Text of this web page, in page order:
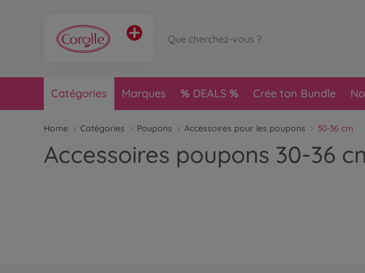
Catégories Marques DEALS Crée ton Bundle
Home Catégories Poupons Accessoires pour les poupons 30-36 cm
Accessoires poupons 30-36